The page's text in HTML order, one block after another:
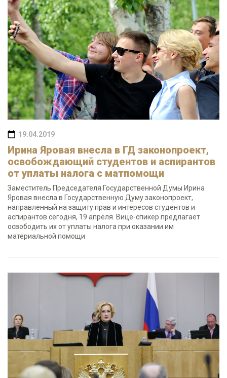
19.04.2019
Ирина Яровая внесла в ГД законопроект,
освобождающий студентов и аспирантов
от уплаты налога с матпомощи
Заместитель Председателя Государственной Думы Ирина
Яровая внесла в Государственную Думу законопроект,
направленный на защиту прав и интересов студентов и
аспирантов сегодня, 19 апреля. Вице-спикер предлагает
освободить их от уплаты налога при оказании им
материальной помощи